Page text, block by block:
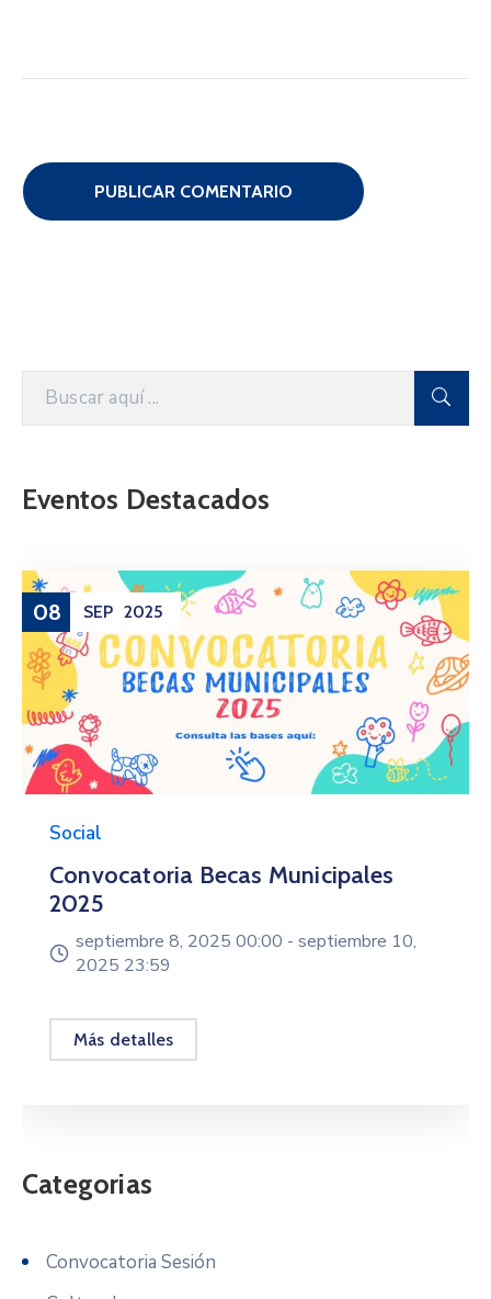
Eventos Destacados
08 SEP 2025
Social
Convocatoria Becas Municipales
2025
septiembre 8, 2025 00:00 - septiembre 10,
2025 23:59
Más detalles
Categorias
Convocatoria Sesión